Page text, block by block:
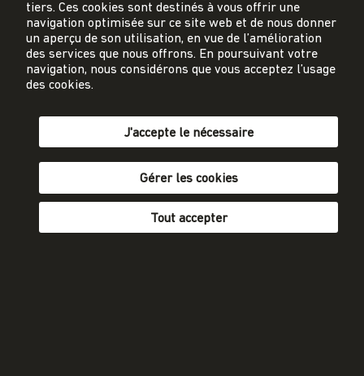
energie-cluster.ch
Gutenbergstrasse 21
3011 Berne
sekretariat@energie-cluster.ch
Protection des données
Mentions légales
tiers. Ces cookies sont destinés à vous offrir une
navigation optimisée sur ce site web et de nous donner
un aperçu de son utilisation, en vue de l’amélioration
des services que nous offrons. En poursuivant votre
navigation, nous considérons que vous acceptez l’usage
des cookies.
J'accepte le nécessaire
Gérer les cookies
Tout accepter